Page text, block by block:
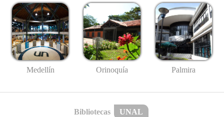
Medellín Orinoquía Palmira
Bibliotecas UNAL